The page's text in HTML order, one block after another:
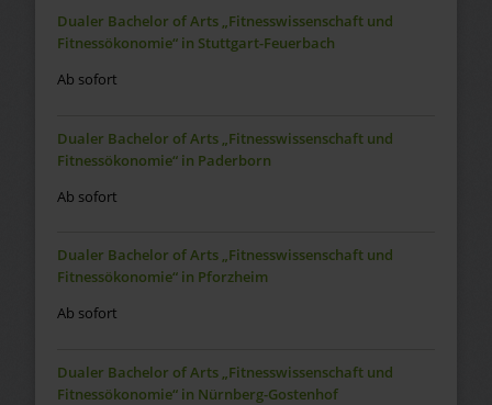
Dualer Bachelor of Arts „Fitnesswissenschaft und
Fitnessökonomie“ in Stuttgart-Feuerbach
Ab sofort
Dualer Bachelor of Arts „Fitnesswissenschaft und
Fitnessökonomie“ in Paderborn
Ab sofort
Dualer Bachelor of Arts „Fitnesswissenschaft und
Fitnessökonomie“ in Pforzheim
Ab sofort
Dualer Bachelor of Arts „Fitnesswissenschaft und
Fitnessökonomie“ in Nürnberg-Gostenhof